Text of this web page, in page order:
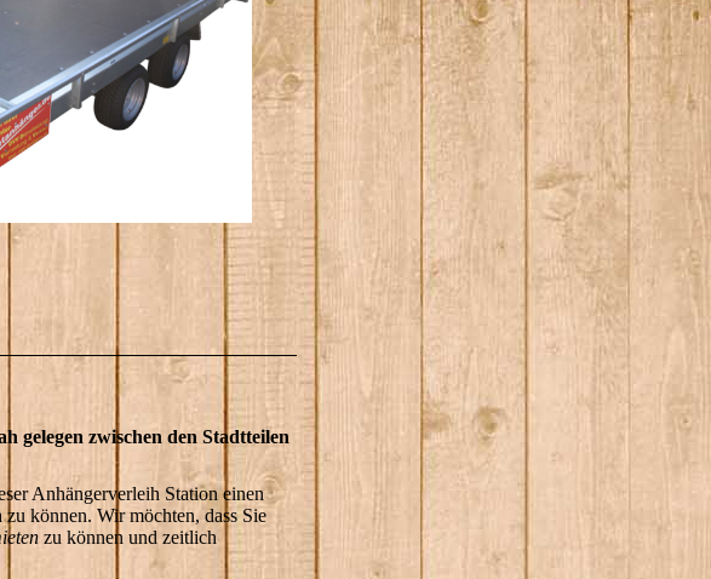
gelegen zwischen den Stadtteilen
Anhängerverleih Station einen
zu können. Wir möchten, dass Sie
zu können und zeitlich